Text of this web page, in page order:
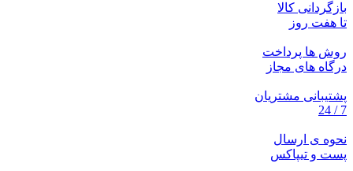
بازگردانی کالا
تا هفت روز
روش ها پرداخت
درگاه های مجاز
پشتیبانی مشتریان
7 / 24
نحوه ی ارسال
پست و تیپاکس